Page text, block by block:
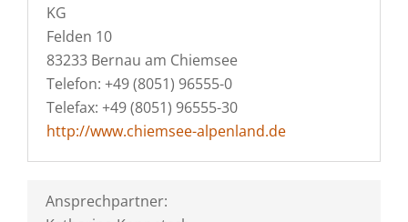
KG
Felden 10
83233 Bernau am Chiemsee
Telefon: +49 (8051) 96555-0
Telefax: +49 (8051) 96555-30
http://www.chiemsee-alpenland.de
Ansprechpartner: